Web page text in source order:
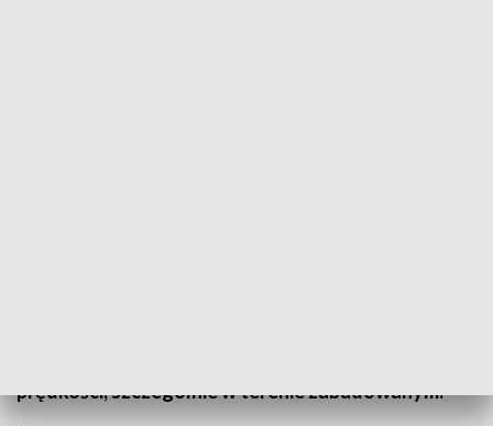
prędkości, szczególnie w terenie zabudowanym.